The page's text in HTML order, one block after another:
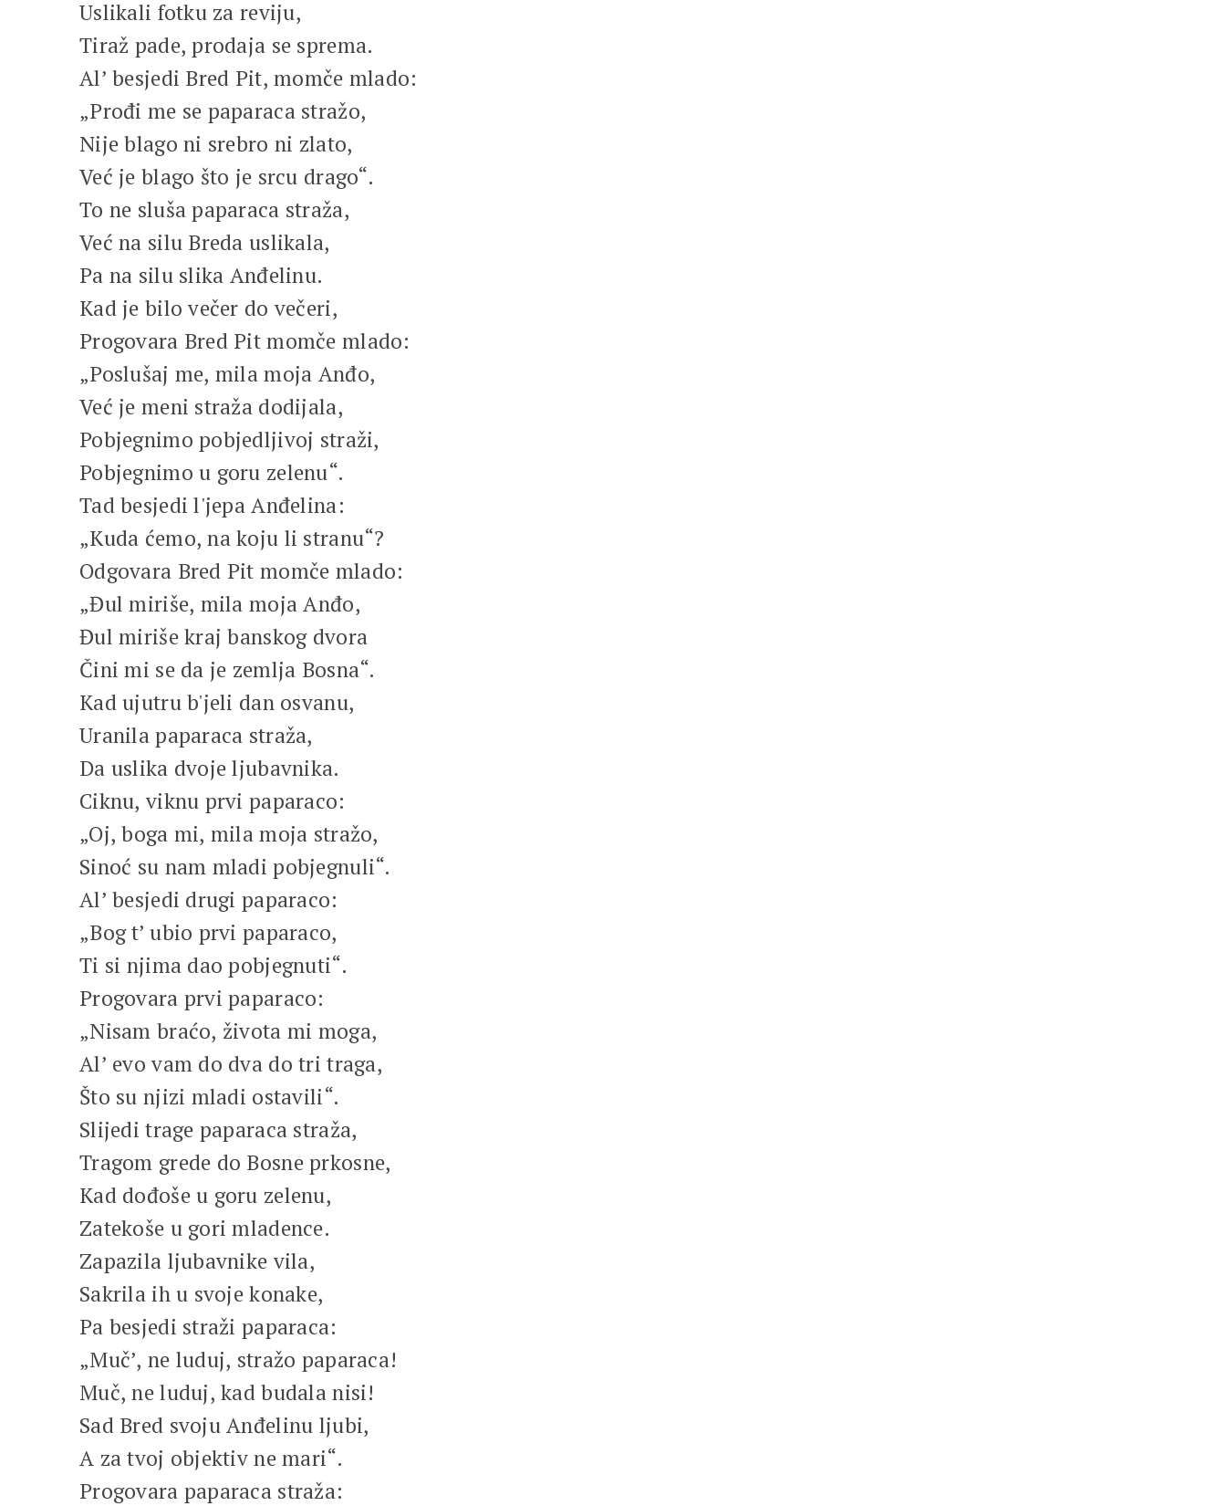
Uslikali fotku za reviju,
Tiraž pade, prodaja se sprema.
Al’ besjedi Bred Pit, momče mlado:
„Prođi me se paparaca stražo,
Nije blago ni srebro ni zlato,
Već je blago što je srcu drago“.
To ne sluša paparaca straža,
Već na silu Breda uslikala,
Pa na silu slika Anđelinu.
Kad je bilo večer do večeri,
Progovara Bred Pit momče mlado:
„Poslušaj me, mila moja Anđo,
Već je meni straža dodijala,
Pobjegnimo pobjedljivoj straži,
Pobjegnimo u goru zelenu“.
Tad besjedi l'jepa Anđelina:
„Kuda ćemo, na koju li stranu“?
Odgovara Bred Pit momče mlado:
„Đul miriše, mila moja Anđo,
Đul miriše kraj banskog dvora
Čini mi se da je zemlja Bosna“.
Kad ujutru b'jeli dan osvanu,
Uranila paparaca straža,
Da uslika dvoje ljubavnika.
Ciknu, viknu prvi paparaco:
„Oj, boga mi, mila moja stražo,
Sinoć su nam mladi pobjegnuli“.
Al’ besjedi drugi paparaco:
„Bog t’ ubio prvi paparaco,
Ti si njima dao pobjegnuti“.
Progovara prvi paparaco:
„Nisam braćo, života mi moga,
Al’ evo vam do dva do tri traga,
Što su njizi mladi ostavili“.
Slijedi trage paparaca straža,
Tragom grede do Bosne prkosne,
Kad dođoše u goru zelenu,
Zatekoše u gori mladence.
Zapazila ljubavnike vila,
Sakrila ih u svoje konake,
Pa besjedi straži paparaca:
„Muč’, ne luduj, stražo paparaca!
Muč, ne luduj, kad budala nisi!
Sad Bred svoju Anđelinu ljubi,
A za tvoj objektiv ne mari“.
Progovara paparaca straža: